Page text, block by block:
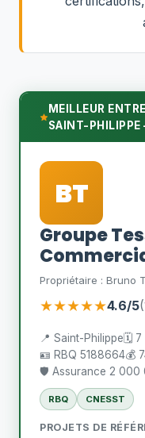
MEILLEUR
SAINT-PHILIPPE
BT
Groupe
Propriétaire : Bruno
★★★★★4.6/5
📍 Saint-Philippe🗓️ 7
🪪 RBQ 5188664💰
🛡️ Assurance 2 000
RBQ CNESST
PROJETS DE